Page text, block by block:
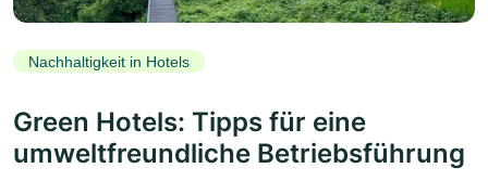
Nachhaltigkeit in Hotels
Green Hotels: Tipps für eine
umweltfreundliche Betriebsführung